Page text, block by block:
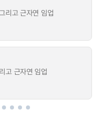
리고 근자연 임업
고 근자연 임업